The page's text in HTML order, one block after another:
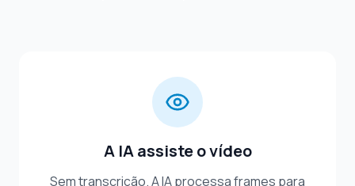
A IA assiste o vídeo
Sem transcrição. A IA processa frames para